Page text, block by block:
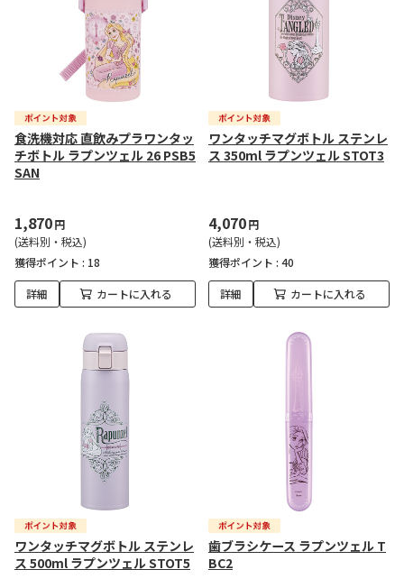
食洗機対応 直飲みプラワンタッ
チボトル ラプンツェル 26 PSB5
SAN
1,870円
(送料別・税込)
獲得ポイント : 18
詳細 カートに入れる
ワンタッチマグボトル ステンレ
ス 350ml ラプンツェル STOT3
4,070円
(送料別・税込)
獲得ポイント : 40
詳細 カートに入れる
ワンタッチマグボトル ステンレ
ス 500ml ラプンツェル STOT5
歯ブラシケース ラプンツェル T
BC2